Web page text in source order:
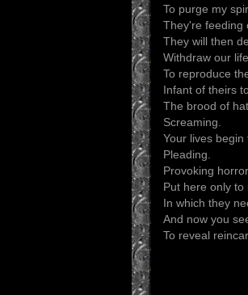
To purge my
They're feeding
They will then
Withdraw our
To reproduce
Infant of theirs
The brood of
Screaming.
Your lives begin
Pleading.
Provoking
Put here only to
In which they
And now you
To reveal